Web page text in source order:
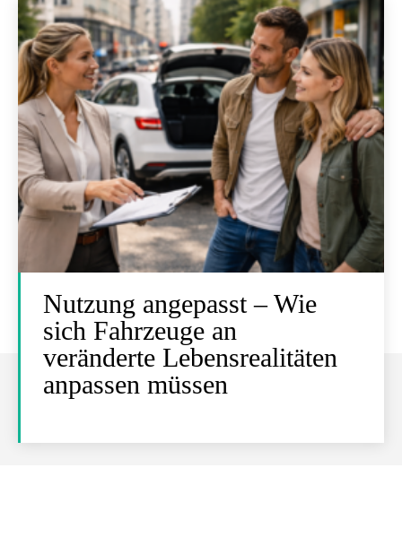
Nutzung angepasst – Wie
sich Fahrzeuge an
veränderte Lebensrealitäten
anpassen müssen